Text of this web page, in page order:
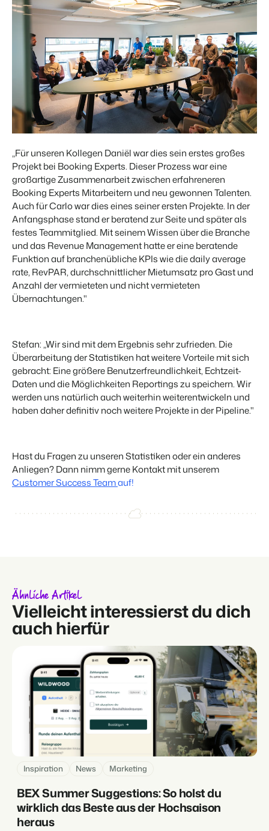
„Für unseren Kollegen Daniël war dies sein erstes großes
Projekt bei Booking Experts. Dieser Prozess war eine
großartige Zusammenarbeit zwischen erfahreneren
Booking Experts Mitarbeitern und neu gewonnen Talenten.
Auch für Carlo war dies eines seiner ersten Projekte. In der
Anfangsphase stand er beratend zur Seite und später als
festes Teammitglied. Mit seinem Wissen über die Branche
und das Revenue Management hatte er eine beratende
Funktion auf branchenübliche KPIs wie die daily average
rate, RevPAR, durchschnittlicher Mietumsatz pro Gast und
Anzahl der vermieteten und nicht vermieteten
Übernachtungen."
Stefan: „Wir sind mit dem Ergebnis sehr zufrieden. Die
Überarbeitung der Statistiken hat weitere Vorteile mit sich
gebracht: Eine größere Benutzerfreundlichkeit, Echtzeit-
Daten und die Möglichkeiten Reportings zu speichern. Wir
werden uns natürlich auch weiterhin weiterentwickeln und
haben daher definitiv noch weitere Projekte in der Pipeline."
Hast du Fragen zu unseren Statistiken oder ein anderes
Anliegen? Dann nimm gerne Kontakt mit unserem
Customer Success Teamauf!
Ähnliche Artikel
Vielleicht interessierst du dich
auch hierfür
Inspiration News Marketing
BEX Summer Suggestions: So holst du
wirklich das Beste aus der Hochsaison
heraus